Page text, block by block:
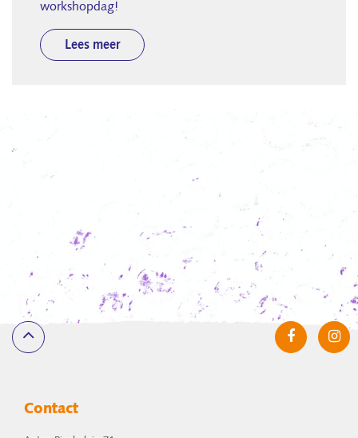
workshopdag!
Lees meer
Contact